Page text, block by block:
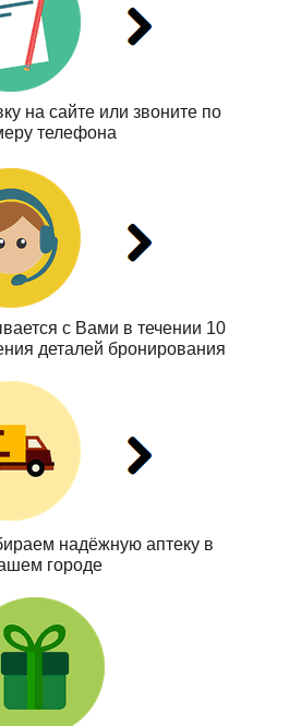
на сайте или звоните по
телефона
с Вами в течении 10
деталей бронирования
надёжную аптеку в
городе